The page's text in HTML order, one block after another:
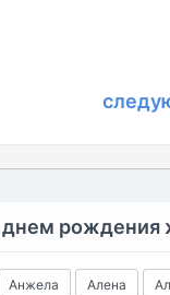
днем
Анжела Алена